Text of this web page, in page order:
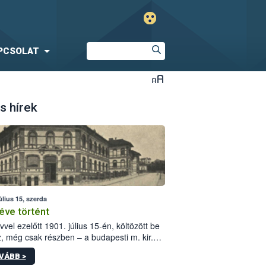
hírek
15, szerda
történt
ezelőtt 1901. július 15-én, költözött be
még csak részben – a budapesti m. kir.
állomás a Kis Rókus utca
alatti, Czigler Győző által tervezett új
>